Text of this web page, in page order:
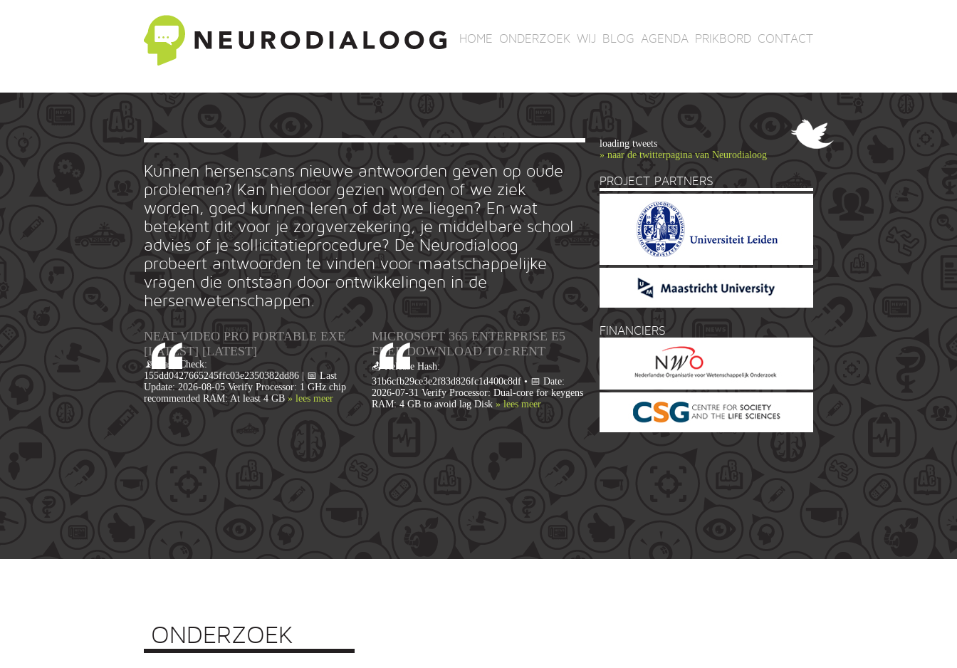
HOME ONDERZOEK WIJ BLOG AGENDA PRIKBORD CONTACT
Kunnen hersenscans nieuwe antwoorden geven op oude
problemen? Kan hierdoor gezien worden of we ziek
worden, goed kunnen leren of dat we liegen? En wat
betekent dit voor je zorgverzekering, je middelbare school
advies of je sollicitatieprocedure? De Neurodialoog
probeert antwoorden te vinden voor maatschappelijke
vragen die ontstaan door ontwikkelingen in de
hersenwetenschappen.
NEAT VIDEO PRO PORTABLE EXE
[LATEST] [LATEST]
📡 Hash Check:
155dd0427665245ffc03e2350382dd86 | 📅 Last
Update: 2026-08-05 Verify Processor: 1 GHz chip
recommended RAM: At least 4 GB » lees meer
MICROSOFT 365 ENTERPRISE E5
FRЕЕ DOWNLOAD TO𝚛RENT
📤 Release Hash:
31b6cfb29ce3e2f83d826fc1d400c8df • 📅 Date:
2026-07-31 Verify Processor: Dual-core for keygens
RAM: 4 GB to avoid lag Disk » lees meer
loading tweets
» naar de twitterpagina van Neurodialoog
PROJECT PARTNERS
FINANCIERS
ONDERZOEK